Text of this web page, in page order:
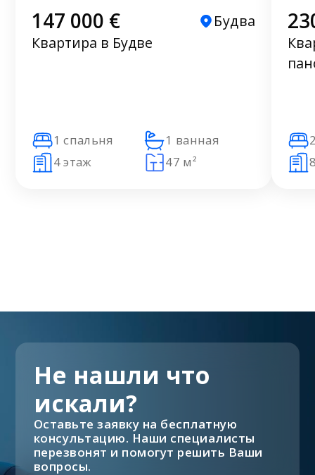
147 000 €
Будва
Квартира в Будве
1 спальня
1 ванная
4 этаж
47 м²
Не нашли что
искали?
Оставьте заявку на бесплатную
консультацию. Наши специалисты
перезвонят и помогут решить Ваши
вопросы.